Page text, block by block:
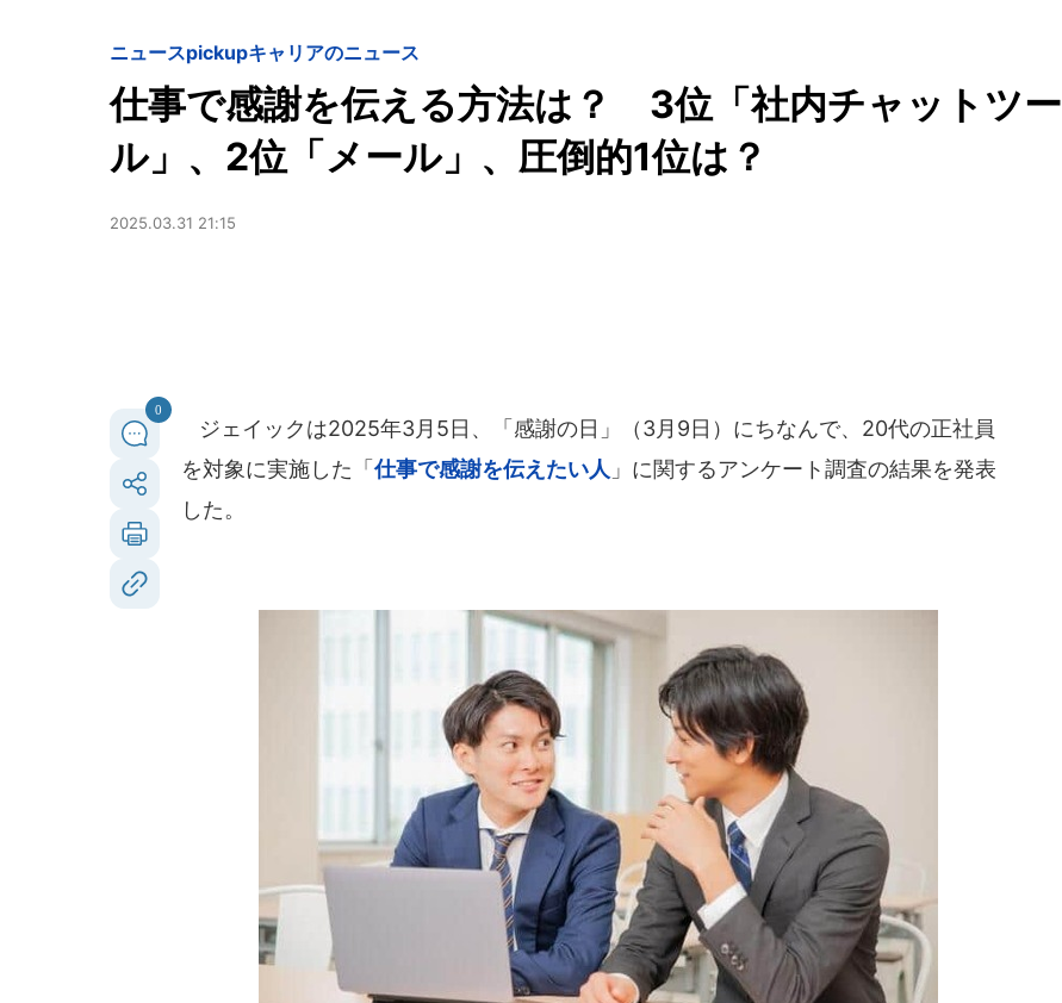
ニュースpickupキャリアのニュース
仕事で感謝を伝える方法は？ 3位「社内チャットツー
ル」、2位「メール」、圧倒的1位は？
2025.03.31 21:15
0
ジェイックは2025年3月5日、「感謝の日」（3月9日）にちなんで、20代の正社員
を対象に実施した「仕事で感謝を伝えたい人 」に関するアンケート調査の結果を発表
した。